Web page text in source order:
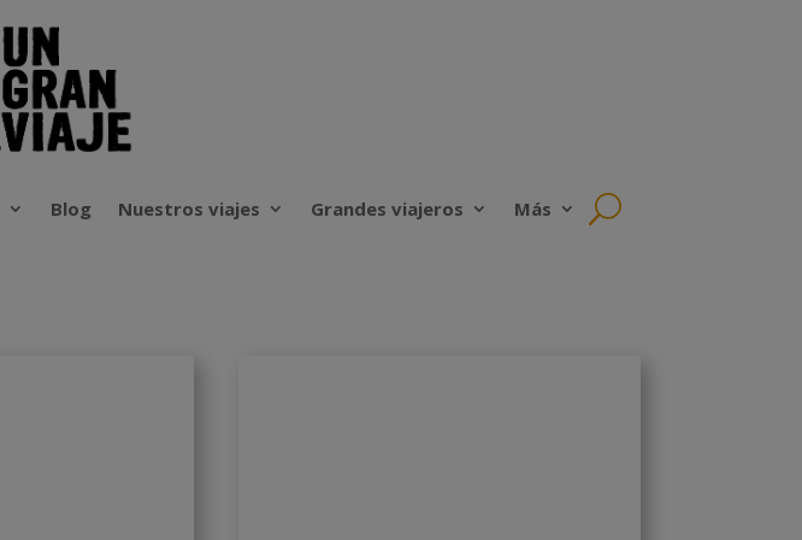
Blog Nuestros viajes Grandes viajeros Más